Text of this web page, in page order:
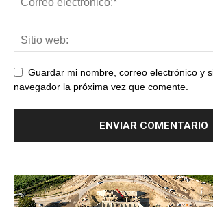
Guardar mi nombre, correo electrónico y
navegador la próxima vez que comente.